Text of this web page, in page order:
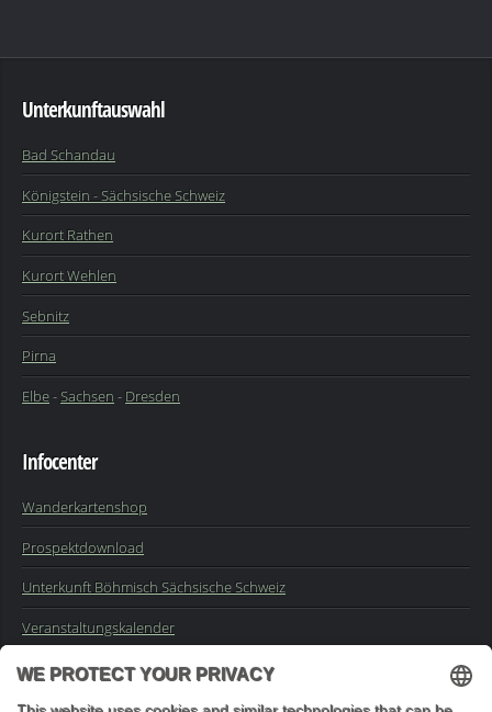
Unterkunftauswahl
Bad Schandau
Königstein - Sächsische Schweiz
Kurort Rathen
Kurort Wehlen
Sebnitz
Pirna
Elbe-Sachsen - Dresden
Infocenter
Wanderkartenshop
Prospektdownload
Unterkunft Böhmisch Sächsische Schweiz
Veranstaltungskalender